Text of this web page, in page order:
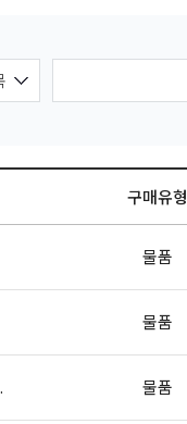
구매유형
물품
물품
물품